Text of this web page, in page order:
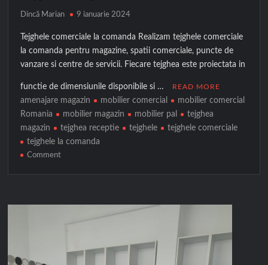
Dincă Marian 9 ianuarie 2024
Tejghele comerciale la comanda Realizam tejghele comerciale
la comanda pentru magazine, spatii comerciale, puncte de
vanzare si centre de servicii. Fiecare tejghea este proiectata in
functie de dimensiunile disponibile si … READ MORE
amenajare magazin mobilier comercial
mobilier comercial
Romania
mobilier magazin mobilier pal
tejghea
magazin
tejghea receptie tejghele
tejghele comerciale
tejghele la comanda
Commenton